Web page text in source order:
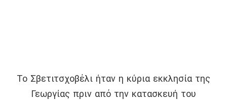
Το Σβετιτσχοβέλι ήταν η κύρια εκκλησία της
Γεωργίας πριν από την κατασκευή του